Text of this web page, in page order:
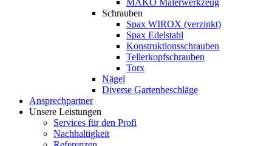
Schrauben
Spax WIROX (verzinkt)
Spax Edelstahl
Konstruktionsschrauben
Tellerkopfschrauben
Torx
Nägel
Diverse Gartenbeschläge
Ansprechpartner
Unsere Leistungen
Services für den Profi
Nachhaltigkeit